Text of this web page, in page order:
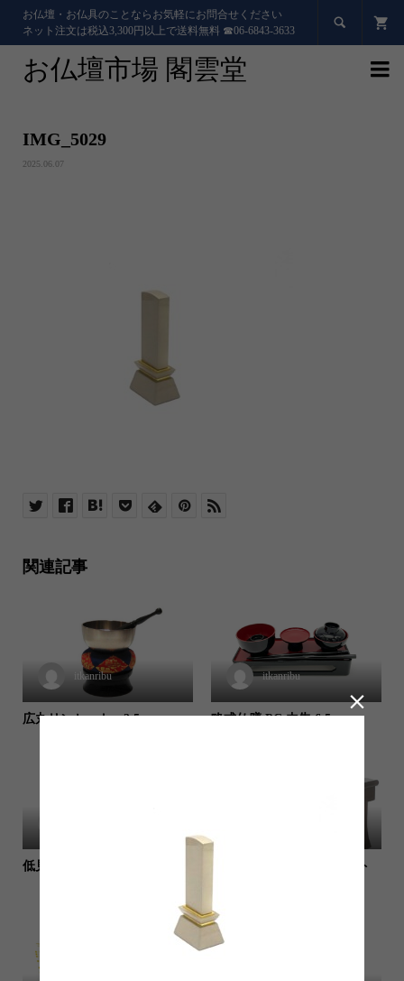
お仏壇・お仏具のことならお気軽にお問合せください
ネット注文は税込3,300円以上で送料無料 ☎06-6843-3633

お仏壇市場 閣雲堂 
IMG_5029
2025.06.07
関連記事
itkanribu
広丸リンセット 2.5
itkanribu
略式仏膳 PC 内朱 6.5
低見台 紫檀色
経机 のぞみ ウォールナット
